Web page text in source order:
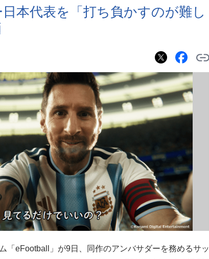
本代表を「打ち負かすのが難し
「eFootball」が9日、同作のアンバサダーを務めるサッ